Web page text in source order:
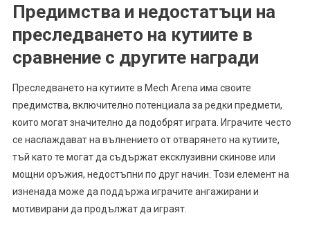
Предимства и недостатъци на
преследването на кутиите в
сравнение с другите награди
Преследването на кутиите в Mech Arena има своите
предимства, включително потенциала за редки предмети,
които могат значително да подобрят играта. Играчите често
се наслаждават на вълнението от отварянето на кутиите,
тъй като те могат да съдържат ексклузивни скинове или
мощни оръжия, недостъпни по друг начин. Този елемент на
изненада може да поддържа играчите ангажирани и
мотивирани да продължат да играят.